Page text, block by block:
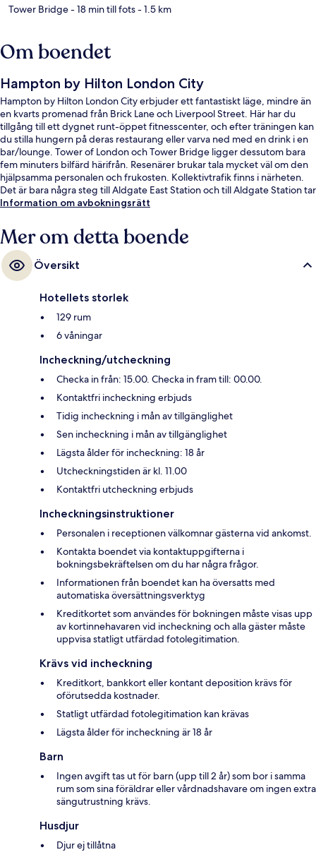
Tower Bridge- 18 min till fots- 1.5 km
Om boendet
Hampton by Hilton London City
Hampton by Hilton London City erbjuder ett fantastiskt läge, mindre än
en kvarts promenad från Brick Lane och Liverpool Street. Här har du
tillgång till ett dygnet runt-öppet fitnesscenter, och efter träningen kan
du stilla hungern på deras restaurang eller varva ned med en drink i en
bar/lounge. Tower of London och Tower Bridge ligger dessutom bara
fem minuters bilfärd härifrån. Resenärer brukar tala mycket väl om den
hjälpsamma personalen och frukosten. Kollektivtrafik finns i närheten.
Det är bara några steg till Aldgate East Station och till Aldgate Station tar
det 6 minuter att gå.
Information om avbokningsrätt
Mer om detta boende
Översikt
Hotellets storlek
129 rum
6 våningar
Incheckning/utcheckning
Checka in från: 15.00. Checka in fram till: 00.00.
Kontaktfri incheckning erbjuds
Tidig incheckning i mån av tillgänglighet
Sen incheckning i mån av tillgänglighet
Lägsta ålder för incheckning: 18 år
Utcheckningstiden är kl. 11.00
Kontaktfri utcheckning erbjuds
Incheckningsinstruktioner
Personalen i receptionen välkomnar gästerna vid ankomst.
Kontakta boendet via kontaktuppgifterna i
bokningsbekräftelsen om du har några frågor.
Informationen från boendet kan ha översatts med
automatiska översättningsverktyg
Kreditkortet som användes för bokningen måste visas upp
av kortinnehavaren vid incheckning och alla gäster måste
uppvisa statligt utfärdad fotolegitimation.
Krävs vid incheckning
Kreditkort, bankkort eller kontant deposition krävs för
oförutsedda kostnader.
Statligt utfärdad fotolegitimation kan krävas
Lägsta ålder för incheckning är 18 år
Barn
Ingen avgift tas ut för barn (upp till 2 år) som bor i samma
rum som sina föräldrar eller vårdnadshavare om ingen extra
sängutrustning krävs.
Husdjur
Djur ej tillåtna